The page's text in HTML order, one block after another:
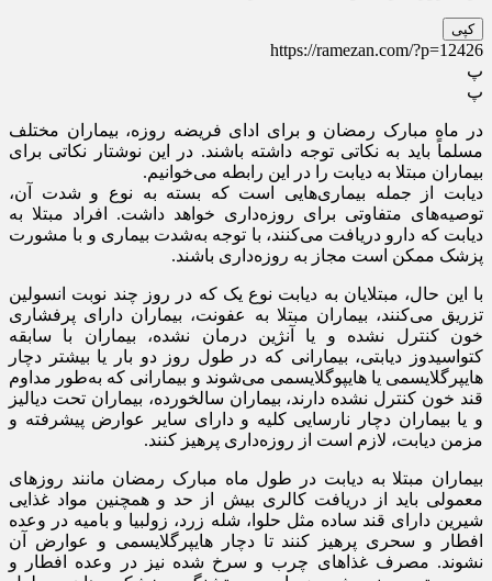
کپی
https://ramezan.com/?p=12426
پ
پ
در ماه مبارک رمضان و برای ادای فریضه روزه‌، بیماران مختلف
مسلماً باید به نکاتی توجه داشته باشند. در این نوشتار نکاتی برای
بیماران مبتلا به دیابت را در این رابطه می‌خوانیم.
دیابت از جمله بیماری‌هایی است که بسته به نوع و شدت آن،
توصیه‌های متفاوتی برای روزه‌داری خواهد داشت. افراد مبتلا به
دیابت که دارو دریافت می‌کنند، با توجه به‌شدت بیماری و با مشورت
پزشک ممکن است مجاز به روزه‌داری باشند.
با این حال، مبتلایان به دیابت نوع یک که در روز چند نوبت انسولین
تزریق می‌کنند، بیماران مبتلا به عفونت، بیماران دارای پرفشاری
خون کنترل نشده و یا آنژین درمان نشده، بیماران با سابقه
کتواسیدوز دیابتی، بیمارانی که در طول روز دو بار یا بیشتر دچار
هایپرگلایسمی یا هایپوگلایسمی می‌شوند و بیمارانی که به‌طور مداوم
قند خون کنترل نشده دارند، بیماران سالخورده، بیماران تحت دیالیز
و یا بیماران دچار نارسایی کلیه و دارای سایر عوارض پیشرفته و
مزمن دیابت، لازم است از روزه‌داری پرهیز کنند.
بیماران مبتلا به دیابت در طول ماه مبارک رمضان مانند روزهای
معمولی باید از دریافت کالری بیش از حد و همچنین مواد غذایی
شیرین دارای قند ساده مثل حلوا، شله زرد، زولبیا و بامیه در وعده
افطار و سحری پرهیز کنند تا دچار هایپرگلایسمی و عوارض آن
نشوند. مصرف غذاهای چرب و سرخ شده نیز در وعده افطار و